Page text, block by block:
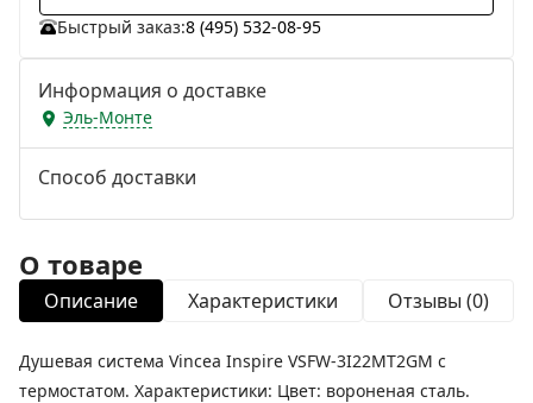
Быстрый заказ:8 (495) 532-08-95
Информация о доставке
Эль-Монте
Способ доставки
О товаре
Описание Характеристики Отзывы (0)
Душевая система Vincea Inspire VSFW-3I22MT2GM с
термостатом. Характеристики: Цвет: вороненая сталь.